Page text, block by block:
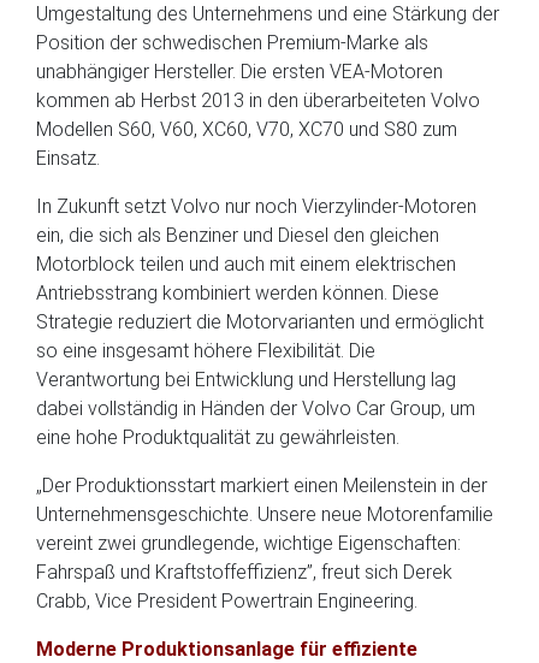
Umgestaltung des Unternehmens und eine Stärkung der
Position der schwedischen Premium-Marke als
unabhängiger Hersteller. Die ersten VEA-Motoren
kommen ab Herbst 2013 in den überarbeiteten Volvo
Modellen S60, V60, XC60, V70, XC70 und S80 zum
Einsatz.
In Zukunft setzt Volvo nur noch Vierzylinder-Motoren
ein, die sich als Benziner und Diesel den gleichen
Motorblock teilen und auch mit einem elektrischen
Antriebsstrang kombiniert werden können. Diese
Strategie reduziert die Motorvarianten und ermöglicht
so eine insgesamt höhere Flexibilität. Die
Verantwortung bei Entwicklung und Herstellung lag
dabei vollständig in Händen der Volvo Car Group, um
eine hohe Produktqualität zu gewährleisten.
„Der Produktionsstart markiert einen Meilenstein in der
Unternehmensgeschichte. Unsere neue Motorenfamilie
vereint zwei grundlegende, wichtige Eigenschaften:
Fahrspaß und Kraftstoffeffizienz”, freut sich Derek
Crabb, Vice President Powertrain Engineering.
Moderne Produktionsanlage für effiziente